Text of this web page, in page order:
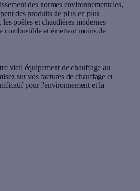
des normes environnementales,
des produits de plus en plus
les poêles et chaudières modernes
combustible et émettent moins de
vieil équipement de chauffage au
sur vos factures de chauffage et
pour l'environnement et la